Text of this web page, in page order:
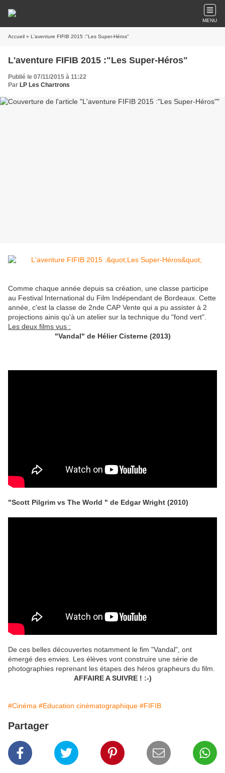
MENU
Accueil » L'aventure FIFIB 2015 :"Les Super-Héros"
L'aventure FIFIB 2015 :"Les Super-Héros"
Publié le 07/11/2015 à 11:22
Par LP Les Chartrons
Comme chaque année depuis sa création, une classe participe
au Festival International du Film Indépendant de Bordeaux. Cette
année, c'est la classe de 2nde CAP Vente qui a pu assister à 2
projections ainis qu'à un atelier sur la technique du "fond vert".
Les deux films vus :
"Vandal" de Hélier Cisterne (2013)
"Scott Pilgrim vs The World " de Edgar Wright (2010)
De ces belles découvertes notamment le fim "Vandal", ont
émergé des envies. Les élèves vont construire une série de
photographies reprenant les étapes des héros grapheurs du film.
AFFAIRE A SUIVRE ! :-)
#Cinéma #Education cinématographique #FIFIB
Partager